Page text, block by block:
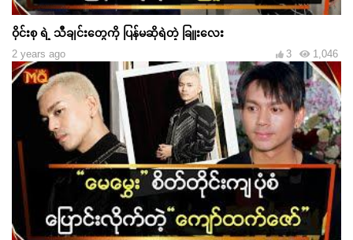
ဝိုင်းစု ရဲ့ သီချင်းတွေကို ပြန်မဆိုရဲတဲ့ ခြူးလေး
2 years ago 1,046
3